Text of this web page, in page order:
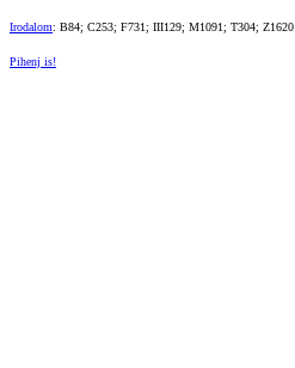
Irodalom: B84; C253; F731; III129; M1091; T304; Z1620
Pihenj is!